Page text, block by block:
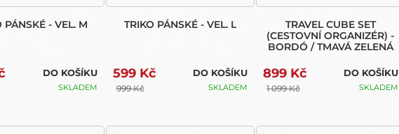
PÁNSKÉ - VEL. M
DO KOŠÍKU
SKLADEM
TRIKO PÁNSKÉ - VEL. L
599 Kč
999 Kč
DO KOŠÍKU
SKLADEM
TRAVEL CUBE SET
(CESTOVNÍ ORGANIZÉR) -
BORDÓ / TMAVÁ ZELENÁ
899 Kč
1 099 Kč
DO KOŠÍKU
SKLADEM